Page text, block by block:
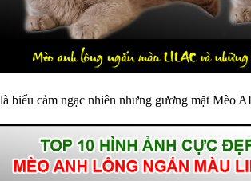
biểu cảm ngạc nhiên nhưng gương mặt Mèo